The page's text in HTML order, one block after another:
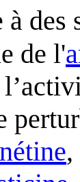
à des
de l'
,